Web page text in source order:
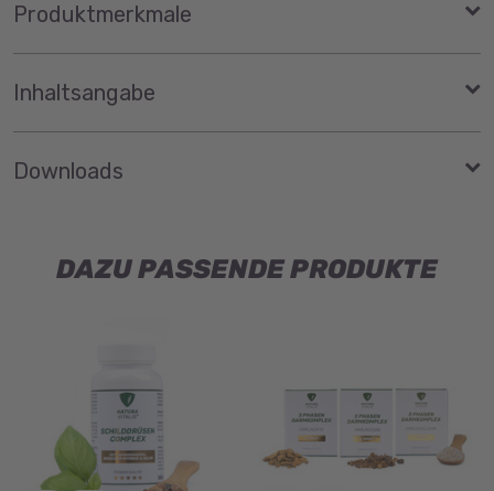
Produktmerkmale
Inhaltsangabe
Downloads
DAZU PASSENDE PRODUKTE